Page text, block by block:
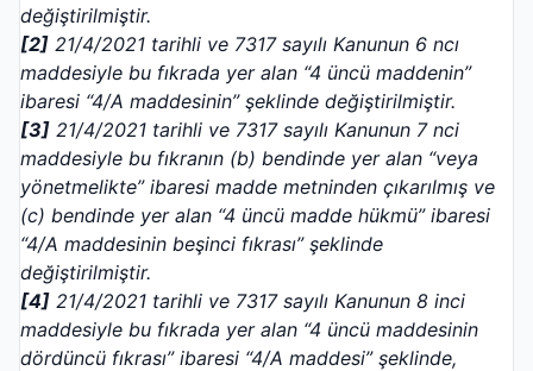
değiştirilmiştir.
[2] 21/4/2021 tarihli ve 7317 sayılı Kanunun 6 ncı
maddesiyle bu fıkrada yer alan “4 üncü maddenin”
ibaresi “4/A maddesinin” şeklinde değiştirilmiştir.
[3] 21/4/2021 tarihli ve 7317 sayılı Kanunun 7 nci
maddesiyle bu fıkranın (b) bendinde yer alan “veya
yönetmelikte” ibaresi madde metninden çıkarılmış ve
(c) bendinde yer alan “4 üncü madde hükmü” ibaresi
“4/A maddesinin beşinci fıkrası” şeklinde
değiştirilmiştir.
[4] 21/4/2021 tarihli ve 7317 sayılı Kanunun 8 inci
maddesiyle bu fıkrada yer alan “4 üncü maddesinin
dördüncü fıkrası” ibaresi “4/A maddesi” şeklinde,